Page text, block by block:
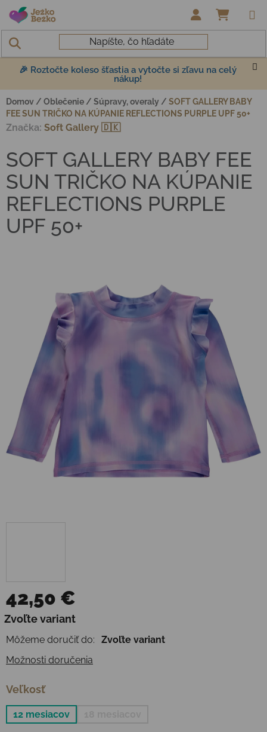
Prejsť na obsah
🎉 Roztočte koleso šťastia a vytočte si zľavu na celý
nákup!
Domov / Oblečenie / Súpravy, overaly / SOFT GALLERY BABY
FEE SUN TRIČKO NA KÚPANIE REFLECTIONS PURPLE UPF 50+
42,50 €
Jednotková cena:
Zvoľte variant
Môžeme doručiť do:
Zvoľte variant
Možnosti doručenia
Veľkosť
12 mesiacov
SOFT GALLERY BABY FEE
SUN TRIČKO NA KÚPANIE
REFLECTIONS PURPLE
UPF 50+
Značka: Soft Gallery 🇩🇰